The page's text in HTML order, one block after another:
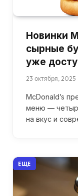
Новинки
сырные
уже
23 октября, 2025
McDonald’s
меню —
на вкус и
ЕЩЕ